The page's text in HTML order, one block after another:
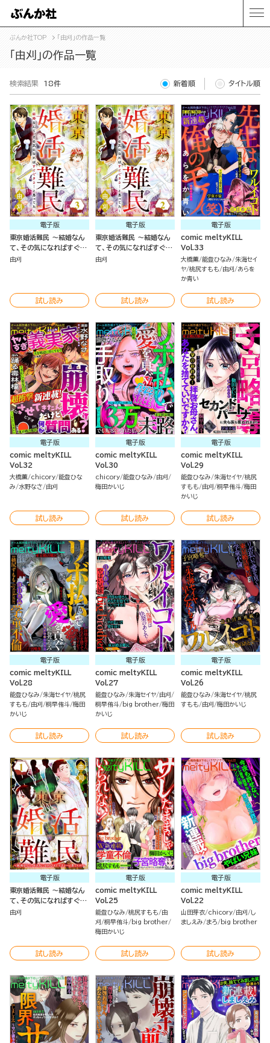
ぶんか社TOP 「由刈」の作品一覧
「由刈」の作品一覧
検索結果 18件 新着順 タイトル順
電子版
東京婚活難民 ～結婚なん
て、その気になればすぐで
きる…と思ってた～ （3）
由刈
試し読み
電子版
東京婚活難民 ～結婚なん
て、その気になればすぐで
きる…と思ってた～ （2）
由刈
試し読み
電子版
comic meltyKILL
Vol.33
大橋薫 能登ひなみ 朱海セイ
ヤ 桃尻すもも 由刈
あらを
か青い
試し読み
電子版
comic meltyKILL
Vol.32
大橋薫 chicory 能登ひな
み 水野なさ 由刈
試し読み
電子版
comic meltyKILL
Vol.30
chicory 能登ひなみ
由刈
梅田かいじ
試し読み
電子版
comic meltyKILL
Vol.29
能登ひなみ 朱海セイヤ 桃尻
すもも
由刈 桐早侑斗 梅田
かいじ
試し読み
電子版
comic meltyKILL
Vol.28
能登ひなみ 朱海セイヤ 桃尻
すもも
由刈 桐早侑斗 梅田
かいじ
試し読み
電子版
comic meltyKILL
Vol.27
能登ひなみ 朱海セイヤ 由刈
桐早侑斗
big brother 梅田
かいじ
試し読み
電子版
comic meltyKILL
Vol.26
能登ひなみ 朱海セイヤ 桃尻
すもも
由刈 梅田かいじ
試し読み
電子版
東京婚活難民 ～結婚なん
て、その気になればすぐで
きる…と思ってた～ （1）
由刈
試し読み
電子版
comic meltyKILL
Vol.25
能登ひなみ 桃尻すもも
由
刈
桐早侑斗
big brother
梅田かいじ
試し読み
電子版
comic meltyKILL
Vol.22
山田芽衣 chicory 由刈
し
ましえみ
まろ big brother
試し読み